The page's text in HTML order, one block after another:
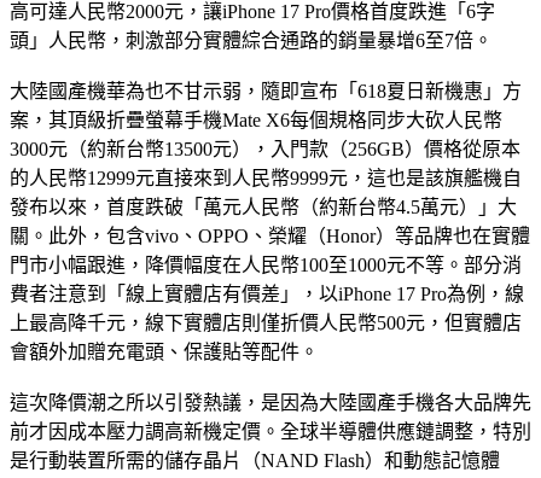
高可達人民幣2000元，讓iPhone 17 Pro價格首度跌進「6字
頭」人民幣，刺激部分實體綜合通路的銷量暴增6至7倍。
大陸國產機華為也不甘示弱，隨即宣布「618夏日新機惠」方
案，其頂級折疊螢幕手機Mate X6每個規格同步大砍人民幣
3000元（約新台幣13500元），入門款（256GB）價格從原本
的人民幣12999元直接來到人民幣9999元，這也是該旗艦機自
發布以來，首度跌破「萬元人民幣（約新台幣4.5萬元）」大
關。此外，包含vivo、OPPO、榮耀（Honor）等品牌也在實體
門市小幅跟進，降價幅度在人民幣100至1000元不等。部分消
費者注意到「線上實體店有價差」，以iPhone 17 Pro為例，線
上最高降千元，線下實體店則僅折價人民幣500元，但實體店
會額外加贈充電頭、保護貼等配件。
這次降價潮之所以引發熱議，是因為大陸國產手機各大品牌先
前才因成本壓力調高新機定價。全球半導體供應鏈調整，特別
是行動裝置所需的儲存晶片（NAND Flash）和動態記憶體